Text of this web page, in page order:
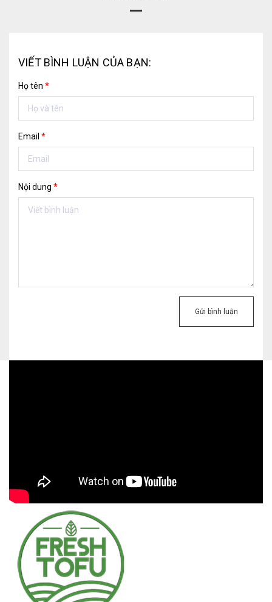
VIẾT BÌNH LUẬN CỦA BẠN:
Họ tên *
Email *
Nội dung *
Gửi bình luận